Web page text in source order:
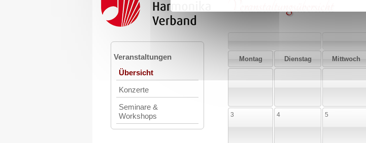
Veranstaltungen
Übersicht
Konzerte
Seminare &
Workshops
Veranstaltungsübersicht
Montag Dienstag Mittwoch
3 4 5